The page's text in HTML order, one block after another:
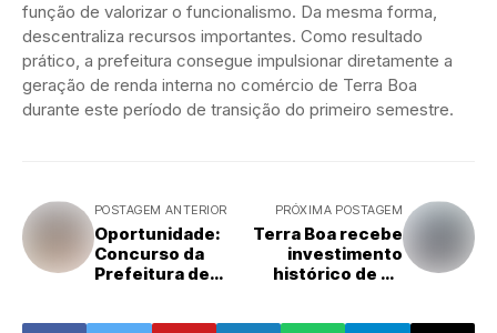
função de valorizar o funcionalismo. Da mesma forma,
descentraliza recursos importantes. Como resultado
prático, a prefeitura consegue impulsionar diretamente a
geração de renda interna no comércio de Terra Boa
durante este período de transição do primeiro semestre.
POSTAGEM ANTERIOR
Oportunidade:
Concurso da
Prefeitura de
PRÓXIMA POSTAGEM
Terra Boa recebe
investimento
histórico de R$